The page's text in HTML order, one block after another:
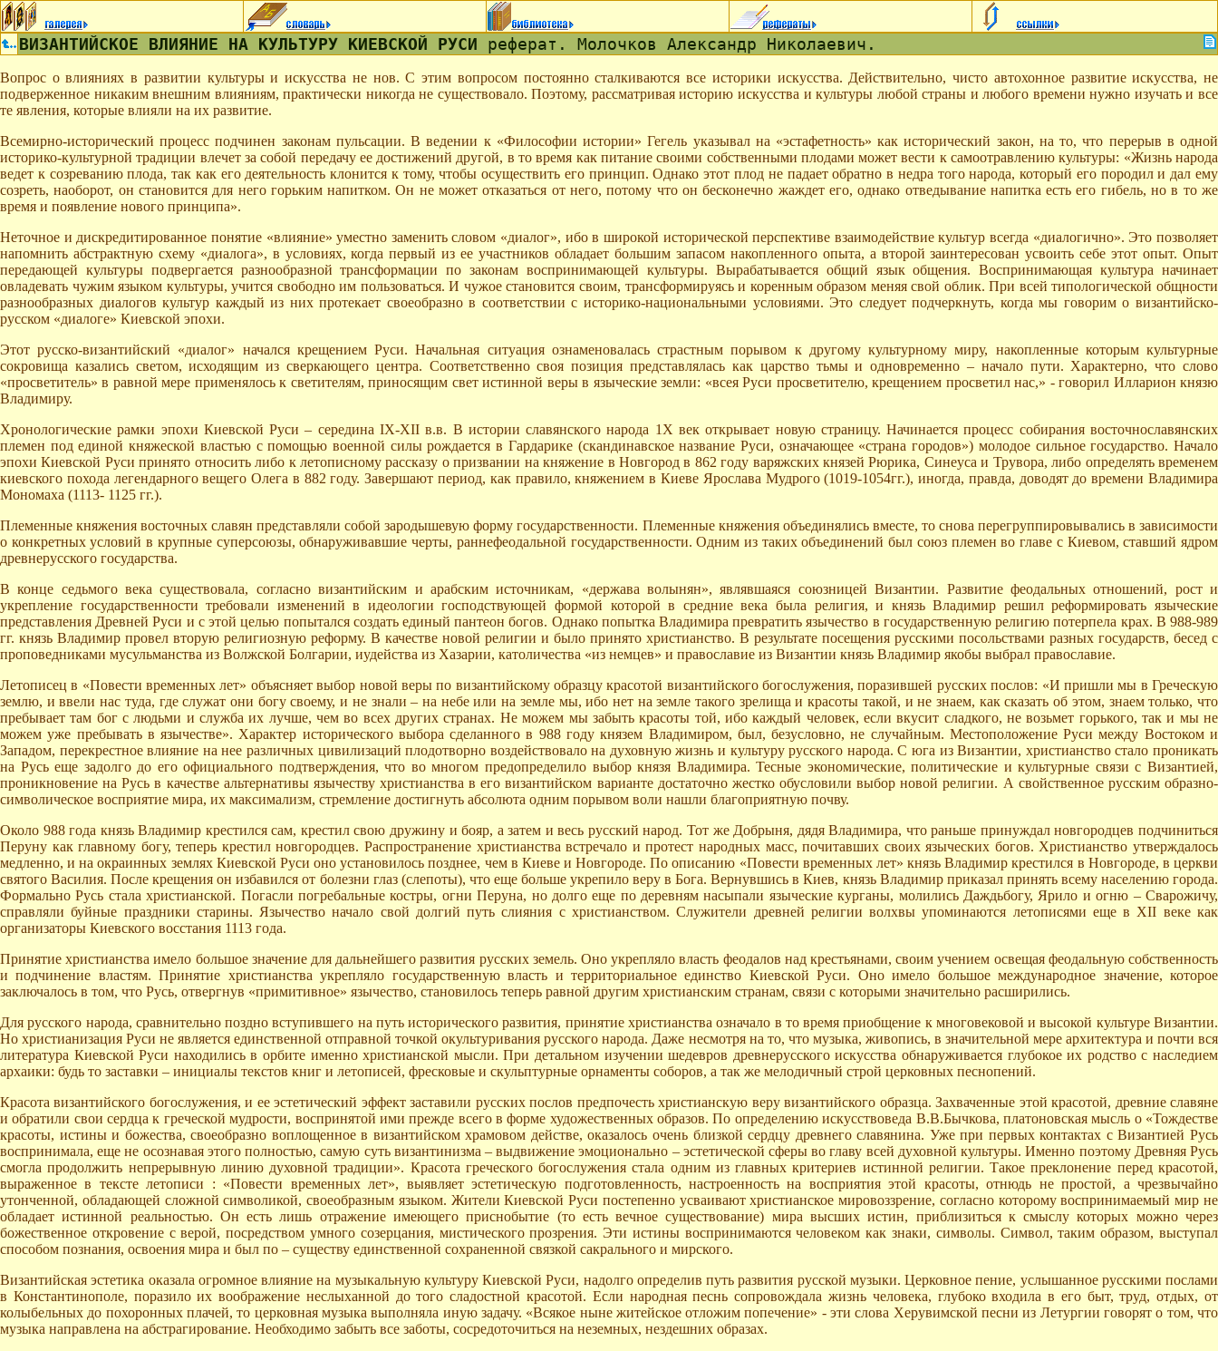
ВИЗАНТИЙСКОЕ ВЛИЯНИЕ НА КУЛЬТУРУ КИЕВСКОЙ РУСИ реферат. Молочков Александр Николаевич.
Вопрос о влияниях в развитии культуры и искусства не нов. С этим вопросом постоянно сталкиваются все историки искусства. Действительно, чисто автохонное развитие искусства, не
подверженное никаким внешним влияниям, практически никогда не существовало. Поэтому, рассматривая историю искусства и культуры любой страны и любого времени нужно изучать и все
те явления, которые влияли на их развитие.
Всемирно-исторический процесс подчинен законам пульсации. В ведении к «Философии истории» Гегель указывал на «эстафетность» как исторический закон, на то, что перерыв в одной
историко-культурной традиции влечет за собой передачу ее достижений другой, в то время как питание своими собственными плодами может вести к самоотравлению культуры: «Жизнь народа
ведет к созреванию плода, так как его деятельность клонится к тому, чтобы осуществить его принцип. Однако этот плод не падает обратно в недра того народа, который его породил и дал ему
созреть, наоборот, он становится для него горьким напитком. Он не может отказаться от него, потому что он бесконечно жаждет его, однако отведывание напитка есть его гибель, но в то же
время и появление нового принципа».
Неточное и дискредитированное понятие «влияние» уместно заменить словом «диалог», ибо в широкой исторической перспективе взаимодействие культур всегда «диалогично». Это позволяет
напомнить абстрактную схему «диалога», в условиях, когда первый из ее участников обладает большим запасом накопленного опыта, а второй заинтересован усвоить себе этот опыт. Опыт
передающей культуры подвергается разнообразной трансформации по законам воспринимающей культуры. Вырабатывается общий язык общения. Воспринимающая культура начинает
овладевать чужим языком культуры, учится свободно им пользоваться. И чужое становится своим, трансформируясь и коренным образом меняя свой облик. При всей типологической общности
разнообразных диалогов культур каждый из них протекает своеобразно в соответствии с историко-национальными условиями. Это следует подчеркнуть, когда мы говорим о византийско-
русском «диалоге» Киевской эпохи.
Этот русско-византийский «диалог» начался крещением Руси. Начальная ситуация ознаменовалась страстным порывом к другому культурному миру, накопленные которым культурные
сокровища казались светом, исходящим из сверкающего центра. Соответственно своя позиция представлялась как царство тьмы и одновременно – начало пути. Характерно, что слово
«просветитель» в равной мере применялось к светителям, приносящим свет истинной веры в языческие земли: «всея Руси просветителю, крещением просветил нас,» - говорил Илларион князю
Владимиру.
Хронологические рамки эпохи Киевской Руси – середина IХ-ХII в.в. В истории славянского народа 1Х век открывает новую страницу. Начинается процесс собирания восточнославянских
племен под единой княжеской властью с помощью военной силы рождается в Гардарике (скандинавское название Руси, означающее «страна городов») молодое сильное государство. Начало
эпохи Киевской Руси принято относить либо к летописному рассказу о призвании на княжение в Новгород в 862 году варяжских князей Рюрика, Синеуса и Трувора, либо определять временем
киевского похода легендарного вещего Олега в 882 году. Завершают период, как правило, княжением в Киеве Ярослава Мудрого (1019-1054гг.), иногда, правда, доводят до времени Владимира
Мономаха (1113- 1125 гг.).
Племенные княжения восточных славян представляли собой зародышевую форму государственности. Племенные княжения объединялись вместе, то снова перегруппировывались в зависимости
о конкретных условий в крупные суперсоюзы, обнаруживавшие черты, раннефеодальной государственности. Одним из таких объединений был союз племен во главе с Киевом, ставший ядром
древнерусского государства.
В конце седьмого века существовала, согласно византийским и арабским источникам, «держава волынян», являвшаяся союзницей Византии. Развитие феодальных отношений, рост и
укрепление государственности требовали изменений в идеологии господствующей формой которой в средние века была религия, и князь Владимир решил реформировать языческие
представления Древней Руси и с этой целью попытался создать единый пантеон богов. Однако попытка Владимира превратить язычество в государственную религию потерпела крах. В 988-989
гг. князь Владимир провел вторую религиозную реформу. В качестве новой религии и было принято христианство. В результате посещения русскими посольствами разных государств, бесед с
проповедниками мусульманства из Волжской Болгарии, иудейства из Хазарии, католичества «из немцев» и православие из Византии князь Владимир якобы выбрал православие.
Летописец в «Повести временных лет» объясняет выбор новой веры по византийскому образцу красотой византийского богослужения, поразившей русских послов: «И пришли мы в Греческую
землю, и ввели нас туда, где служат они богу своему, и не знали – на небе или на земле мы, ибо нет на земле такого зрелища и красоты такой, и не знаем, как сказать об этом, знаем только, что
пребывает там бог с людьми и служба их лучше, чем во всех других странах. Не можем мы забыть красоты той, ибо каждый человек, если вкусит сладкого, не возьмет горького, так и мы не
можем уже пребывать в язычестве». Характер исторического выбора сделанного в 988 году князем Владимиром, был, безусловно, не случайным. Местоположение Руси между Востоком и
Западом, перекрестное влияние на нее различных цивилизаций плодотворно воздействовало на духовную жизнь и культуру русского народа. С юга из Византии, христианство стало проникать
на Русь еще задолго до его официального подтверждения, что во многом предопределило выбор князя Владимира. Тесные экономические, политические и культурные связи с Византией,
проникновение на Русь в качестве альтернативы язычеству христианства в его византийском варианте достаточно жестко обусловили выбор новой религии. А свойственное русским образно-
символическое восприятие мира, их максимализм, стремление достигнуть абсолюта одним порывом воли нашли благоприятную почву.
Около 988 года князь Владимир крестился сам, крестил свою дружину и бояр, а затем и весь русский народ. Тот же Добрыня, дядя Владимира, что раньше принуждал новгородцев подчиниться
Перуну как главному богу, теперь крестил новгородцев. Распространение христианства встречало и протест народных масс, почитавших своих языческих богов. Христианство утверждалось
медленно, и на окраинных землях Киевской Руси оно установилось позднее, чем в Киеве и Новгороде. По описанию «Повести временных лет» князь Владимир крестился в Новгороде, в церкви
святого Василия. После крещения он избавился от болезни глаз (слепоты), что еще больше укрепило веру в Бога. Вернувшись в Киев, князь Владимир приказал принять всему населению города.
Формально Русь стала христианской. Погасли погребальные костры, огни Перуна, но долго еще по деревням насыпали языческие курганы, молились Даждьбогу, Ярило и огню – Сварожичу,
справляли буйные праздники старины. Язычество начало свой долгий путь слияния с христианством. Служители древней религии волхвы упоминаются летописями еще в ХII веке как
организаторы Киевского восстания 1113 года.
Принятие христианства имело большое значение для дальнейшего развития русских земель. Оно укрепляло власть феодалов над крестьянами, своим учением освещая феодальную собственность
и подчинение властям. Принятие христианства укрепляло государственную власть и территориальное единство Киевской Руси. Оно имело большое международное значение, которое
заключалось в том, что Русь, отвергнув «примитивное» язычество, становилось теперь равной другим христианским странам, связи с которыми значительно расширились.
Для русского народа, сравнительно поздно вступившего на путь исторического развития, принятие христианства означало в то время приобщение к многовековой и высокой культуре Византии.
Но христианизация Руси не является единственной отправной точкой окультуривания русского народа. Даже несмотря на то, что музыка, живопись, в значительной мере архитектура и почти вся
литература Киевской Руси находились в орбите именно христианской мысли. При детальном изучении шедевров древнерусского искусства обнаруживается глубокое их родство с наследием
архаики: будь то заставки – инициалы текстов книг и летописей, фресковые и скульптурные орнаменты соборов, а так же мелодичный строй церковных песнопений.
Красота византийского богослужения, и ее эстетический эффект заставили русских послов предпочесть христианскую веру византийского образца. Захваченные этой красотой, древние славяне
и обратили свои сердца к греческой мудрости, воспринятой ими прежде всего в форме художественных образов. По определению искусствоведа В.В.Бычкова, платоновская мысль о «Тождестве
красоты, истины и божества, своеобразно воплощенное в византийском храмовом действе, оказалось очень близкой сердцу древнего славянина. Уже при первых контактах с Византией Русь
воспринимала, еще не осознавая этого полностью, самую суть византинизма – выдвижение эмоционально – эстетической сферы во главу всей духовной культуры. Именно поэтому Древняя Русь
смогла продолжить непрерывную линию духовной традиции». Красота греческого богослужения стала одним из главных критериев истинной религии. Такое преклонение перед красотой,
выраженное в тексте летописи : «Повести временных лет», выявляет эстетическую подготовленность, настроенность на восприятия этой красоты, отнюдь не простой, а чрезвычайно
утонченной, обладающей сложной символикой, своеобразным языком. Жители Киевской Руси постепенно усваивают христианское мировоззрение, согласно которому воспринимаемый мир не
обладает истинной реальностью. Он есть лишь отражение имеющего приснобытие (то есть вечное существование) мира высших истин, приблизиться к смыслу которых можно через
божественное откровение с верой, посредством умного созерцания, мистического прозрения. Эти истины воспринимаются человеком как знаки, символы. Символ, таким образом, выступал
способом познания, освоения мира и был по – существу единственной сохраненной связкой сакрального и мирского.
Византийская эстетика оказала огромное влияние на музыкальную культуру Киевской Руси, надолго определив путь развития русской музыки. Церковное пение, услышанное русскими послами
в Константинополе, поразило их воображение неслыханной до того сладостной красотой. Если народная песнь сопровождала жизнь человека, глубоко входила в его быт, труд, отдых, от
колыбельных до похоронных плачей, то церковная музыка выполняла иную задачу. «Всякое ныне житейское отложим попечение» - эти слова Херувимской песни из Летургии говорят о том, что
музыка направлена на абстрагирование. Необходимо забыть все заботы, сосредоточиться на неземных, нездешних образах.